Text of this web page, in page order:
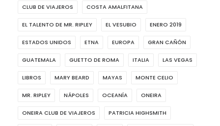
CLUB DE VIAJEROS COSTA AMALFITANA
EL TALENTO DE MR. RIPLEY EL VESUBIO ENERO 2019
ESTADOS UNIDOS ETNA EUROPA GRAN CAÑÓN
GUATEMALA GUETTO DE ROMA ITALIA LAS VEGAS
LIBROS MARY BEARD MAYAS MONTE CELIO
MR. RIPLEY NÁPOLES OCEANÍA ONEIRA
ONEIRA CLUB DE VIAJEROS PATRICIA HIGHSMITH